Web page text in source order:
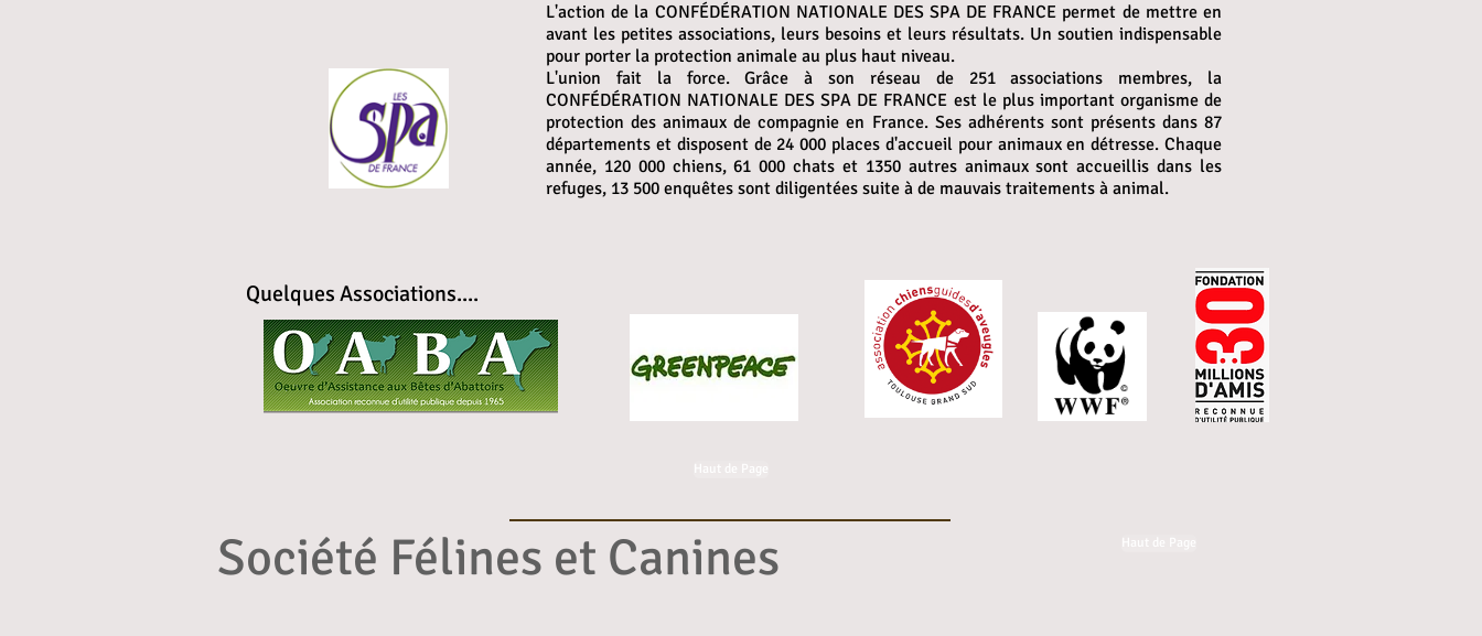
L'action de la CONFÉDÉRATION NATIONALE DES SPA DE FRANCE permet de mettre en
avant les petites associations, leurs besoins et leurs résultats. Un soutien indispensable
pour porter la protection animale au plus haut niveau.
L'union fait la force.Grâce à son réseau de 251 associations membres, la
CONFÉDÉRATION NATIONALE DES SPA DE FRANCE est le plus important organisme de
protection des animaux de compagnie en France. Ses adhérents sont présents dans 87
départements et disposent de 24 000 places d'accueil pour animaux en détresse. Chaque
année, 120 000 chiens, 61 000 chats et 1350 autres animaux sont accueillis dans les
refuges, 13 500 enquêtes sont diligentées suite à de mauvais traitements à animal.
Quelques Associations....
Société Félines et Canines